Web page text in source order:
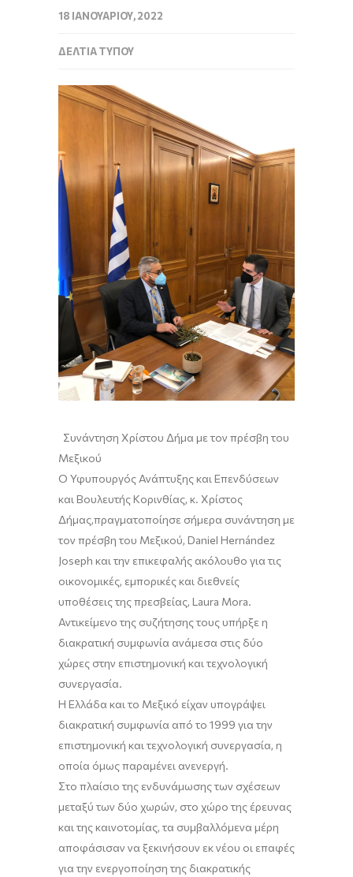
18 ΙΑΝΟΥΑΡΊΟΥ, 2022
ΔΕΛΤΊΑ ΤΎΠΟΥ
Συνάντηση Χρίστου Δήμα με τον πρέσβη του
Μεξικού
Ο Υφυπουργός Ανάπτυξης και Επενδύσεων
και Βουλευτής Κορινθίας, κ. Χρίστος
Δήμας,πραγματοποίησε σήμερα συνάντηση με
τον πρέσβη του Μεξικού, Daniel Hernández
Joseph και την επικεφαλής ακόλουθο για τις
οικονομικές, εμπορικές και διεθνείς
υποθέσεις της πρεσβείας, Laura Mora.
Αντικείμενο της συζήτησης τους υπήρξε η
διακρατική συμφωνία ανάμεσα στις δύο
χώρες στην επιστημονική και τεχνολογική
συνεργασία.
Η Ελλάδα και το Μεξικό είχαν υπογράψει
διακρατική συμφωνία από το 1999 για την
επιστημονική και τεχνολογική συνεργασία, η
οποία όμως παραμένει ανενεργή.
Στο πλαίσιο της ενδυνάμωσης των σχέσεων
μεταξύ των δύο χωρών, στο χώρο της έρευνας
και της καινοτομίας, τα συμβαλλόμενα μέρη
αποφάσισαν να ξεκινήσουν εκ νέου οι επαφές
για την ενεργοποίηση της διακρατικής